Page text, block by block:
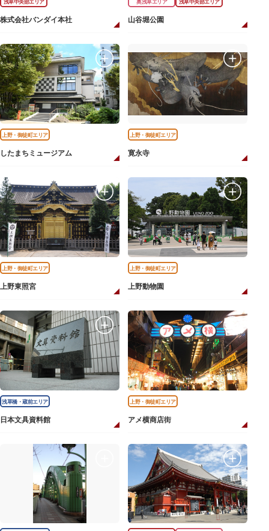
浅草中央部エリア
株式会社バンダイ本社
奥浅草エリア 浅草中央部エリア
山谷堀公園
上野・御徒町エリア
したまちミュージアム
上野・御徒町エリア
寛永寺
上野・御徒町エリア
上野東照宮
上野・御徒町エリア
上野動物園
浅草橋・蔵前エリア
日本文具資料館
上野・御徒町エリア
アメ横商店街